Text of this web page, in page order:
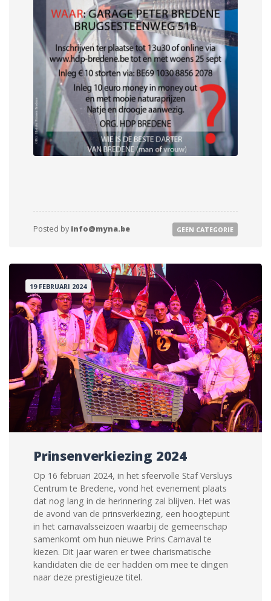
Posted by info@myna.be GEEN CATEGORIE
19 FEBRUARI 2024
Prinsenverkiezing 2024
Op 16 februari 2024, in het sfeervolle Staf Versluys
Centrum te Bredene, vond het evenement plaats
dat nog lang in de herinnering zal blijven. Het was
de avond van de prinsverkiezing, een hoogtepunt
in het carnavalsseizoen waarbij de gemeenschap
samenkomt om hun nieuwe Prins Carnaval te
kiezen. Dit jaar waren er twee charismatische
kandidaten die de eer hadden om mee te dingen
naar deze prestigieuze titel.